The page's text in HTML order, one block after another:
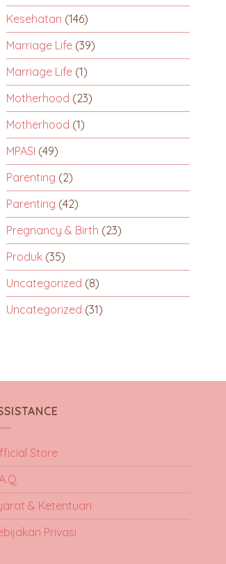
Kesehatan (146)
Marriage Life (39)
Marriage Life (1)
Motherhood (23)
Motherhood (1)
MPASI (49)
Parenting (2)
Parenting (42)
Pregnancy & Birth (23)
Produk (35)
Uncategorized (8)
Uncategorized (31)
Store
& Ketentuan
Privasi